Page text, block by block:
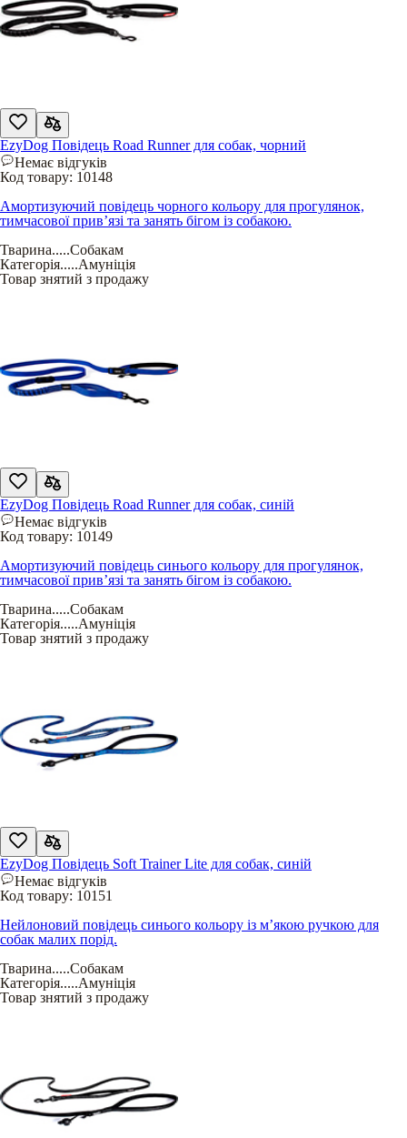
EzyDog Повідець Road Runner для собак, чорний
Немає відгуків
Код товару: 10148
Амортизуючий повідець чорного кольору для прогулянок,
тимчасової прив’язі та занять бігом із собакою.
Тварина.....Собакам
Категорія.....Амуніція
Товар знятий з продажу
EzyDog Повідець Road Runner для собак, синій
Немає відгуків
Код товару: 10149
Амортизуючий повідець синього кольору для прогулянок,
тимчасової прив’язі та занять бігом із собакою.
Тварина.....Собакам
Категорія.....Амуніція
Товар знятий з продажу
EzyDog Повідець Soft Trainer Lite для собак, синій
Немає відгуків
Код товару: 10151
Нейлоновий повідець синього кольору із м’якою ручкою для
собак малих порід.
Тварина.....Собакам
Категорія.....Амуніція
Товар знятий з продажу